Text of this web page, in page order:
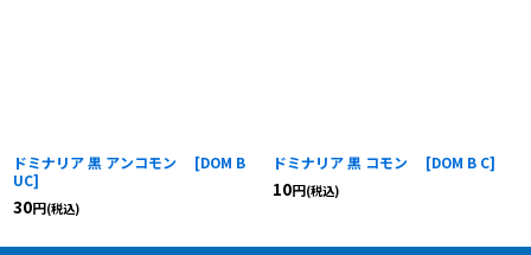
ドミナリア 黒 アンコモン [DOM B
UC]
30円(税込)
ドミナリア 黒 コモン [DOM B C]
10円(税込)